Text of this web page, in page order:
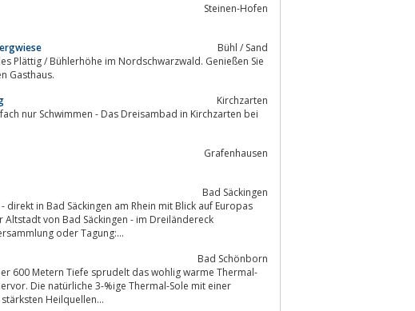
Steinen-Hofen
Bühl / Sand
Gasthaus.
Kirchzarten
Grafenhausen
Bad Säckingen
in Bad Säckingen am Rhein mit Blick auf Europas
von Bad Säckingen - im Dreiländereck
Schweiz und Frankreich.Ob Familienfest, Hochzeit, Versammlung oder Tagung:...
Bad Schönborn
Die natürliche 3-%ige Thermal-Sole mit einer
Heilquellen...